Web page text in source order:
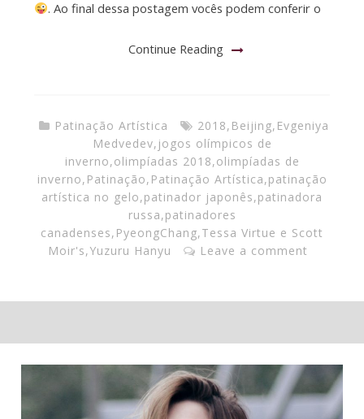
. Ao final dessa postagem vocês podem conferir o
Continue Reading
Patinação Artística 2018, Beijing, Evgeniya
Medvedev, jogos olímpicos de
inverno,olimpíadas 2018,olimpíadas de
inverno, Patinação, Patinação Artística,patinação
artística no gelo,patinador japonês,patinadora
russa,patinadores
canadenses, PyeongChang,Tessa Virtue e Scott
Moir's,Yuzuru Hanyu Leave a comment